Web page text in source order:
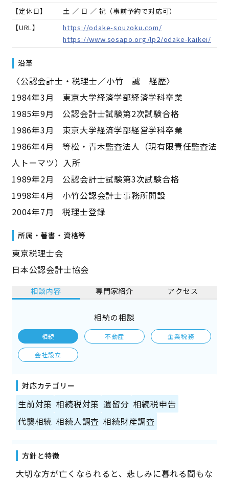
【定休日】
土 ／ 日 ／ 祝（事前予約で対応可）
【URL】
https://odake-souzoku.com/
https://www.sosapo.org/lp2/odake-kaikei/
沿革
〈公認会計士・税理士／小竹 誠 経歴〉
1984年3月 東京大学経済学部経済学科卒業
1985年9月 公認会計士試験第2次試験合格
1986年3月 東京大学経済学部経営学科卒業
1986年4月 等松・青木監査法人（現有限責任監査法
人トーマツ）入所
1989年2月 公認会計士試験第3次試験合格
1998年4月 小竹公認会計士事務所開設
2004年7月 税理士登録
所属・著書・資格等
東京税理士会
日本公認会計士協会
相談内容 専門家紹介 アクセス
相続の相談
相続 不動産 企業税務
会社設立
対応カテゴリー
生前対策 相続税対策 遺留分 相続税申告
代襲相続 相続人調査 相続財産調査
方針と特徴
大切な方が亡くなられると、悲しみに暮れる間もな